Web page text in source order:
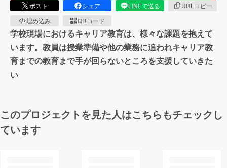
ポスト シェア LINEで送る
URLコピー
埋め込み
QRコード
学校現場におけるキャリア教育は、様々な課題を抱えて
います。教員は授業準備や他の業務に追われキャリア教
育までの教育まで手が回らないところを支援していきた
い
このプロジェクトを見た人はこちらもチェックし
ています